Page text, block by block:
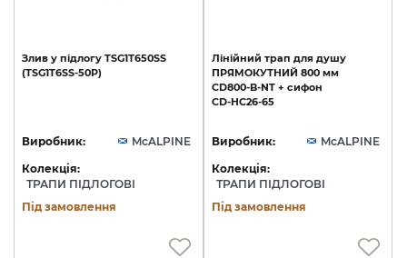
Злив у підлогу TSG1Т650SS
(TSG1T6SS-50P)
Виробник:
McALPINE
Колекція:
ТРАПИ ПІДЛОГОВІ
Під замовлення
Лінійний трап для душу
ПРЯМОКУТНИЙ 800 мм
CD800-B-NT + сифон
CD-HC26-65
Виробник:
McALPINE
Колекція:
ТРАПИ ПІДЛОГОВІ
Під замовлення